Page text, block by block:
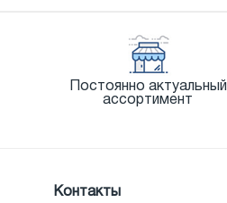
Постоянно актуальный
ассортимент
Контакты